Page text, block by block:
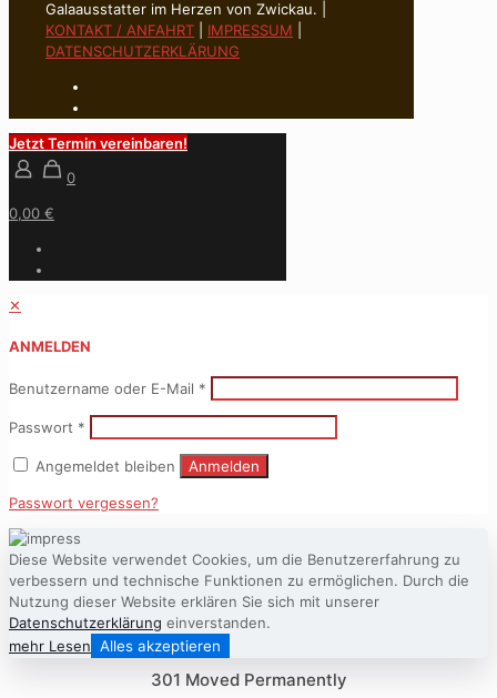
Galaausstatter im Herzen von Zwickau. |
KONTAKT / ANFAHRT
IMPRESSUM
DATENSCHUTZERKLÄRUNG
Jetzt Termin vereinbaren!
0
0,00 €
✕
ANMELDEN
Benutzername oder E-Mail *
Passwort *
Angemeldet bleiben Anmelden
Passwort vergessen?
Diese Website verwendet Cookies, um die Benutzererfahrung zu
verbessern und technische Funktionen zu ermöglichen. Durch die
Nutzung dieser Website erklären Sie sich mit unserer
Datenschutzerklärung einverstanden.
mehr Lesen Alles akzeptieren
301 Moved Permanently